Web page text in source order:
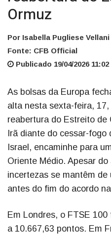
Ormuz
Por Isabella Pugliese Vellani
Fonte: CFB Official
Publicado 19/04/2026 11:02
As bolsas da Europa
alta nesta sexta-feira,
reabertura do Estreito de
Irã diante do cessar-
Israel, encaminhe para
Oriente Médio. Apesar
incertezas se mantêm
antes do fim do acordo
Em Londres, o FTSE
a 10.667,63 pontos. Em